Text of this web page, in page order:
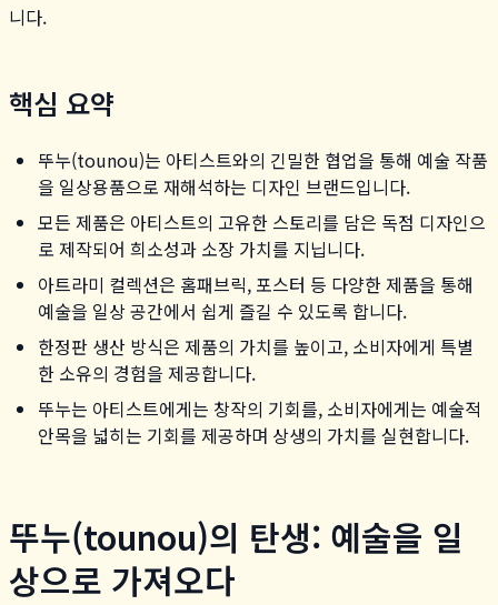
니다.
핵심 요약
뚜누(tounou)는 아티스트와의 긴밀한 협업을 통해 예술 작품
을 일상용품으로 재해석하는 디자인 브랜드입니다.
모든 제품은 아티스트의 고유한 스토리를 담은 독점 디자인으
로 제작되어 희소성과 소장 가치를 지닙니다.
아트라미 컬렉션은 홈패브릭, 포스터 등 다양한 제품을 통해
예술을 일상 공간에서 쉽게 즐길 수 있도록 합니다.
한정판 생산 방식은 제품의 가치를 높이고, 소비자에게 특별
한 소유의 경험을 제공합니다.
뚜누는 아티스트에게는 창작의 기회를, 소비자에게는 예술적
안목을 넓히는 기회를 제공하며 상생의 가치를 실현합니다.
뚜누(tounou)의 탄생: 예술을 일
상으로 가져오다